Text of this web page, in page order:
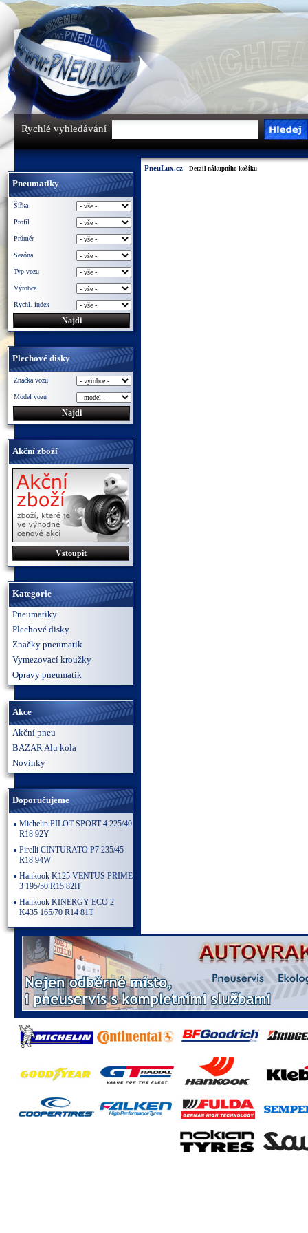
Rychlé vyhledávání
Pneumatiky
Šířka
Profil
Průměr
Sezóna
Typ vozu
Výrobce
Rychl. index
Plechové disky
Značka vozu
Model vozu
Akční zboží
Vstoupit
Kategorie
Pneumatiky
Plechové disky
Značky pneumatik
Vymezovací kroužky
Opravy pneumatik
Akce
Akční pneu
BAZAR Alu kola
Novinky
Doporučujeme
Michelin PILOT SPORT 4 225/40
R18 92Y
Pirelli CINTURATO P7 235/45
R18 94W
Hankook K125 VENTUS PRIME
3 195/50 R15 82H
Hankook KINERGY ECO 2
K435 165/70 R14 81T
PneuLux.cz - Detail nákupního košíku